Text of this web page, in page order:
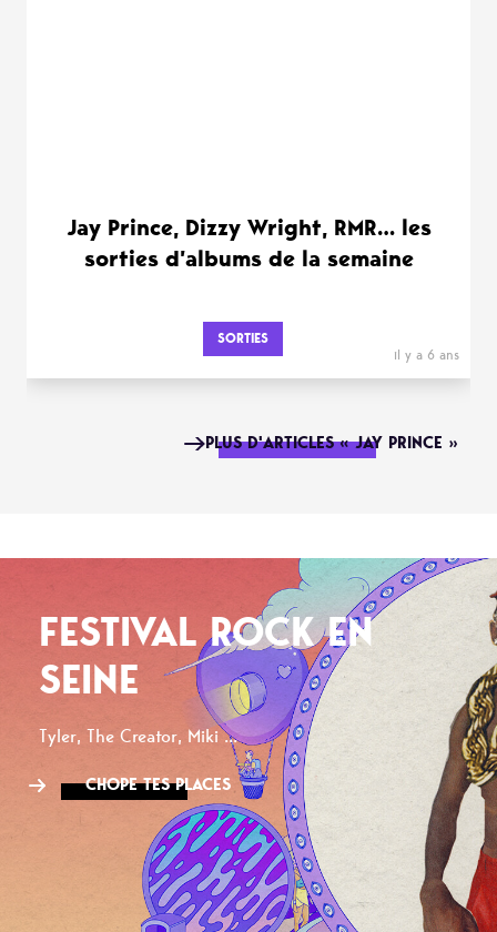
Jay Prince, Dizzy Wright, RMR… les
sorties d’albums de la semaine
SORTIES
il y a 6 ans
PLUS D'ARTICLES « JAY PRINCE »
FESTIVAL ROCK EN
SEINE
Tyler, The Creator, Miki ...
CHOPE TES PLACES